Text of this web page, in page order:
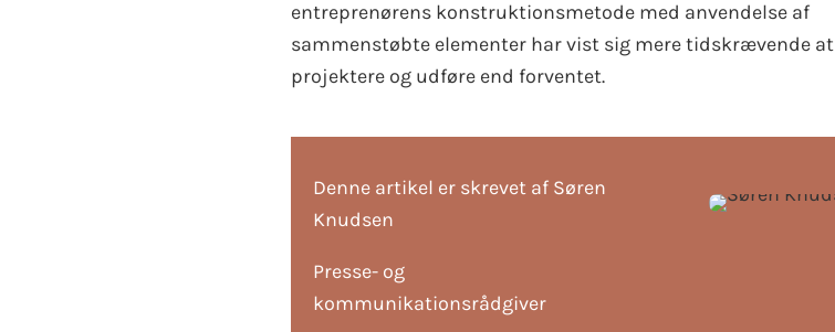
entreprenørens konstruktionsmetode med anvendelse af
sammenstøbte elementer har vist sig mere tidskrævende at
projektere og udføre end forventet.
Denne artikel er skrevet af Søren
Knudsen
Presse- og
kommunikationsrådgiver